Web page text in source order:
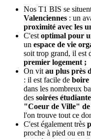
Nos T1 BIS se
Valenciennes : un
proximité avec les
C'est optimal pour
un espace de vie
soit trop grand, il est
premier logement ;
On vit au plus près
: il est facile de boire
dans les nombreux
des soirées
"Coeur de Ville" de
l'on trouve tout ce
C'est également très
proche à pied ou en